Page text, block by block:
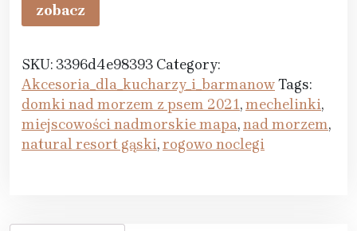
zobacz
SKU: 3396d4e98393 Category:
Akcesoria_dla_kucharzy_i_barmanowTags:
domki nad morzem z psem 2021,mechelinki,
miejscowości nadmorskie mapa,nad morzem,
natural resort gąski,rogowo noclegi